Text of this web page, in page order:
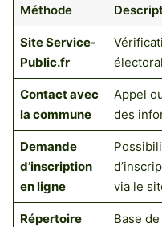
Méthode
Site Service-
Public.fr
Contact avec
la commune
Appel
des
Demande
d’inscription
en ligne
via le
Répertoire
Base